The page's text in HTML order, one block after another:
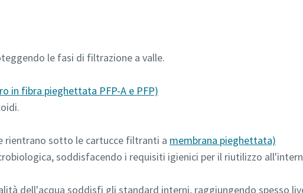
le fasi di filtrazione a valle.
in fibra pieghettata PFP-A e PFP)
rientrano sotto le cartucce filtranti a membrana pieghettata)
soddisfacendo i requisiti igienici per il riutilizzo
dell'acqua soddisfi gli standard interni, raggiungendo spesso